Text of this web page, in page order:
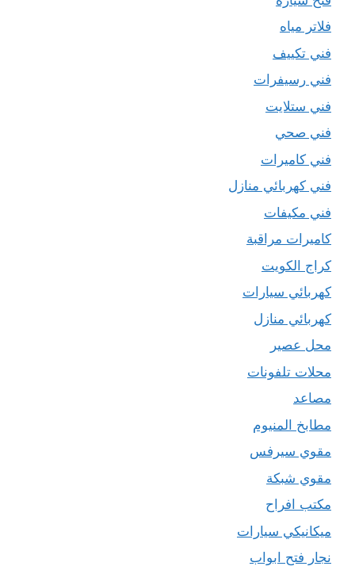
فلاتر مياه
فني تكييف
فني رسيفرات
فني ستلايت
فني صحي
فني كاميرات
فني كهربائي منازل
فني مكيفات
كاميرات مراقبة
كراج الكويت
كهربائي سيارات
كهربائي منازل
محل عصير
محلات تلفونات
مصاعد
مطابخ المنيوم
مقوي سيرفس
مقوي شبكة
مكتب افراح
ميكانيكي سيارات
نجار فتح ابواب